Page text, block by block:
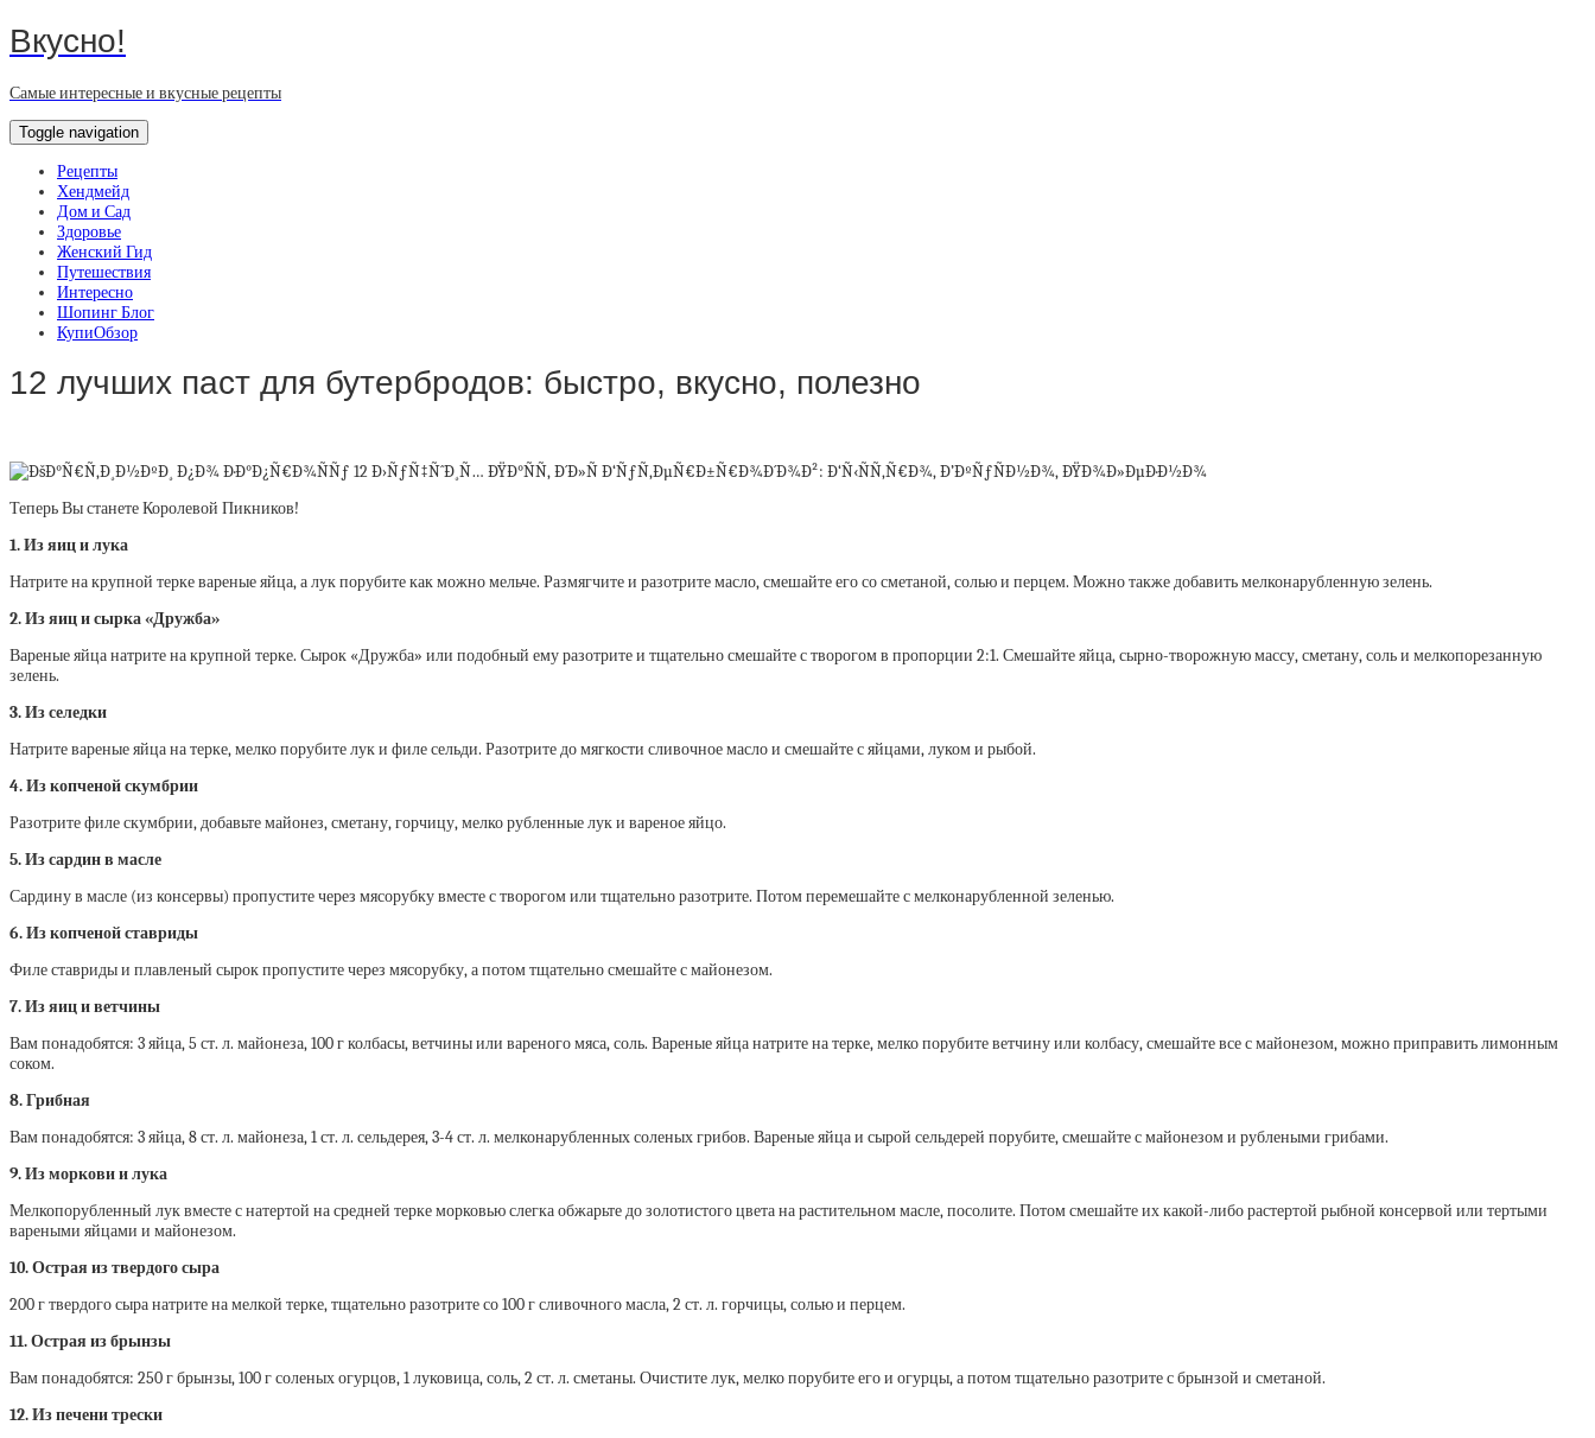
Вкусно!
Самые интересные и вкусные рецепты
Toggle navigation
Рецепты
Хендмейд
Дом и Сад
Здоровье
Женский Гид
Путешествия
Интересно
Шопинг Блог
КупиОбзор
12 лучших паст для бутербродов: быстро, вкусно, полезно
Теперь Вы станете Королевой Пикников!
1. Из яиц и лука
Натрите на крупной терке вареные яйца, а лук порубите как можно мельче. Размягчите и разотрите масло, смешайте его со сметаной, солью и перцем. Можно также добавить мелконарубленную зелень.
2. Из яиц и сырка «Дружба»
Вареные яйца натрите на крупной терке. Сырок «Дружба» или подобный ему разотрите и тщательно смешайте с творогом в пропорции 2:1. Смешайте яйца, сырно-творожную массу, сметану, соль и мелкопорезанную
зелень.
3. Из селедки
Натрите вареные яйца на терке, мелко порубите лук и филе сельди. Разотрите до мягкости сливочное масло и смешайте с яйцами, луком и рыбой.
4. Из копченой скумбрии
Разотрите филе скумбрии, добавьте майонез, сметану, горчицу, мелко рубленные лук и вареное яйцо.
5. Из сардин в масле
Сардину в масле (из консервы) пропустите через мясорубку вместе с творогом или тщательно разотрите. Потом перемешайте с мелконарубленной зеленью.
6. Из копченой ставриды
Филе ставриды и плавленый сырок пропустите через мясорубку, а потом тщательно смешайте с майонезом.
7. Из яиц и ветчины
Вам понадобятся: 3 яйца, 5 ст. л. майонеза, 100 г колбасы, ветчины или вареного мяса, соль. Вареные яйца натрите на терке, мелко порубите ветчину или колбасу, смешайте все с майонезом, можно приправить лимонным
соком.
8. Грибная
Вам понадобятся: 3 яйца, 8 ст. л. майонеза, 1 ст. л. сельдерея, 3-4 ст. л. мелконарубленных соленых грибов. Вареные яйца и сырой сельдерей порубите, смешайте с майонезом и рублеными грибами.
9. Из моркови и лука
Мелкопорубленный лук вместе с натертой на средней терке морковью слегка обжарьте до золотистого цвета на растительном масле, посолите. Потом смешайте их какой-либо растертой рыбной консервой или тертыми
вареными яйцами и майонезом.
10. Острая из твердого сыра
200 г твердого сыра натрите на мелкой терке, тщательно разотрите со 100 г сливочного масла, 2 ст. л. горчицы, солью и перцем.
11. Острая из брынзы
Вам понадобятся: 250 г брынзы, 100 г соленых огурцов, 1 луковица, соль, 2 ст. л. сметаны. Очистите лук, мелко порубите его и огурцы, а потом тщательно разотрите с брынзой и сметаной.
12. Из печени трески